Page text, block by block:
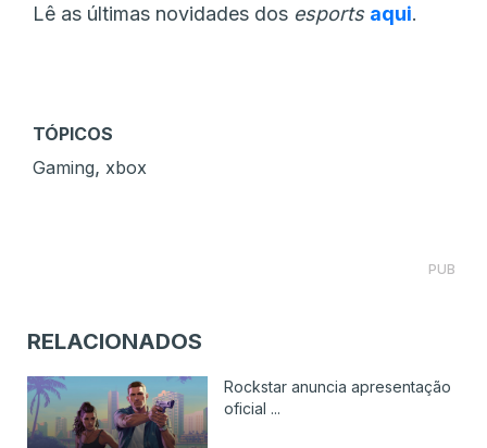
Lê as últimas novidades dos esports aqui.
TÓPICOS
Gaming, xbox
PUB
RELACIONADOS
Rockstar anuncia apresentação
oficial ...